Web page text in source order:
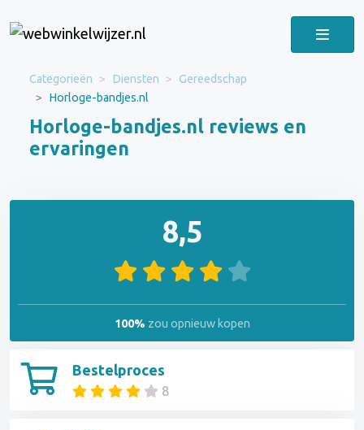
Categorieën Diensten
Gereedschap
Horloge-bandjes.nl
Horloge-bandjes.nl reviews en
ervaringen
Bestelproces
8
8,5
100% zou opnieuw kopen